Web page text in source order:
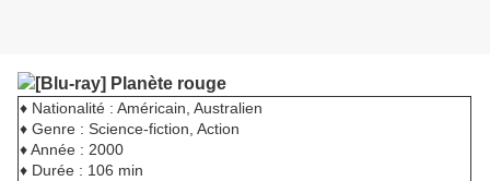
♦ Nationalité : Américain, Australien
♦ Genre : Science-fiction, Action
♦ Année : 2000
♦ Durée : 106 min